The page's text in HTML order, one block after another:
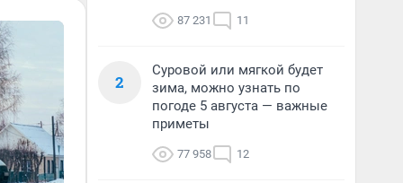
87 231 11
2
Суровой или мягкой будет
зима, можно узнать по
погоде 5 августа — важные
приметы
77 958 12